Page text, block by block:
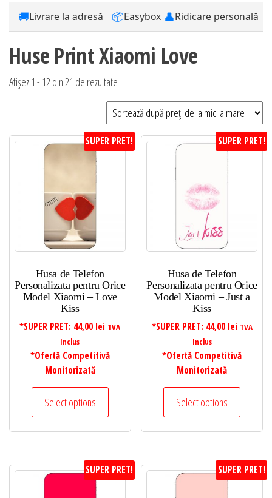
🚚Livrare la adresă 📦Easybox 👤Ridicare personală
Huse Print Xiaomi Love
Afișez 1 - 12 din 21 de rezultate
după
preț:
de
la
SUPER PRET!
Husa de Telefon
Personalizata pentru Orice
Model Xiaomi – Love
Kiss
*SUPER PRET: 44,00 lei TVA
Inclus
*Ofertă Competitivă
Monitorizată
Select options
SUPER PRET!
Husa de Telefon
Personalizata pentru Orice
Model Xiaomi – Just a
Kiss
*SUPER PRET: 44,00 lei TVA
Inclus
*Ofertă Competitivă
Monitorizată
Select options
SUPER PRET! SUPER PRET!